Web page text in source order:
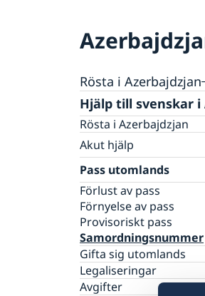
Rösta i Azerbajdzjan
Hjälp till svenskar i
Rösta i Azerbajdzjan
Akut hjälp
Ekonomiskt nödställd
Frihetsberövade/
Dödsfall
Pass utomlands
Förlust av pass
Förnyelse av pass
Provisoriskt pass
Samordningsnummer
Gifta sig utomlands
Legaliseringar
Avgifter